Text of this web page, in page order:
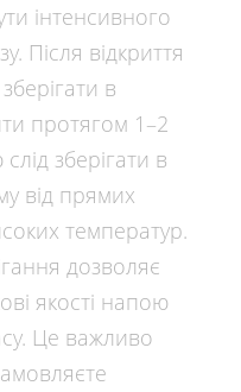
інтенсивного
Після відкриття
в
протягом 1–2
зберігати в
від прямих
температур.
дозволяє
якості напою
Це важливо